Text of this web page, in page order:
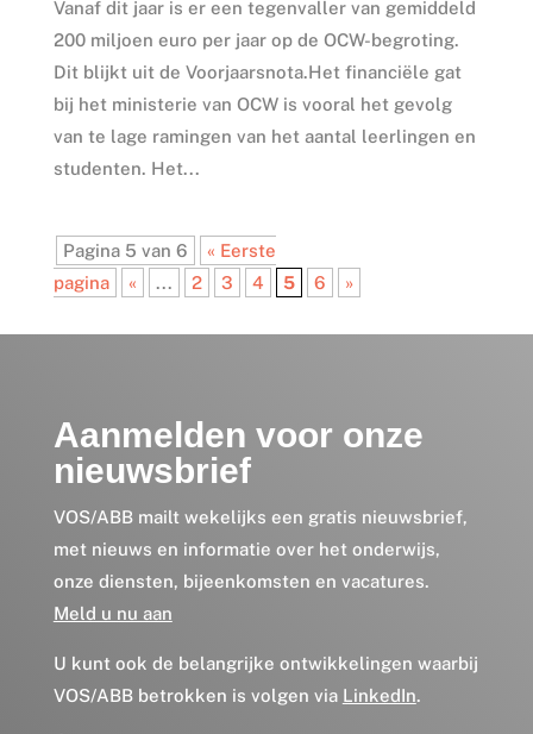
Vanaf dit jaar is er een tegenvaller van gemiddeld
200 miljoen euro per jaar op de OCW-begroting.
Dit blijkt uit de Voorjaarsnota.Het financiële gat
bij het ministerie van OCW is vooral het gevolg
van te lage ramingen van het aantal leerlingen en
studenten. Het...
Pagina 5 van 6
« Eerste
pagina
« ... 2 3 4 5 6 »
Aanmelden voor onze
nieuwsbrief
VOS/ABB mailt wekelijks een gratis nieuwsbrief,
met nieuws en informatie over het onderwijs,
onze diensten, bijeenkomsten en vacatures.
Meld u nu aan
U kunt ook de belangrijke ontwikkelingen waarbij
VOS/ABB betrokken is volgen via LinkedIn.